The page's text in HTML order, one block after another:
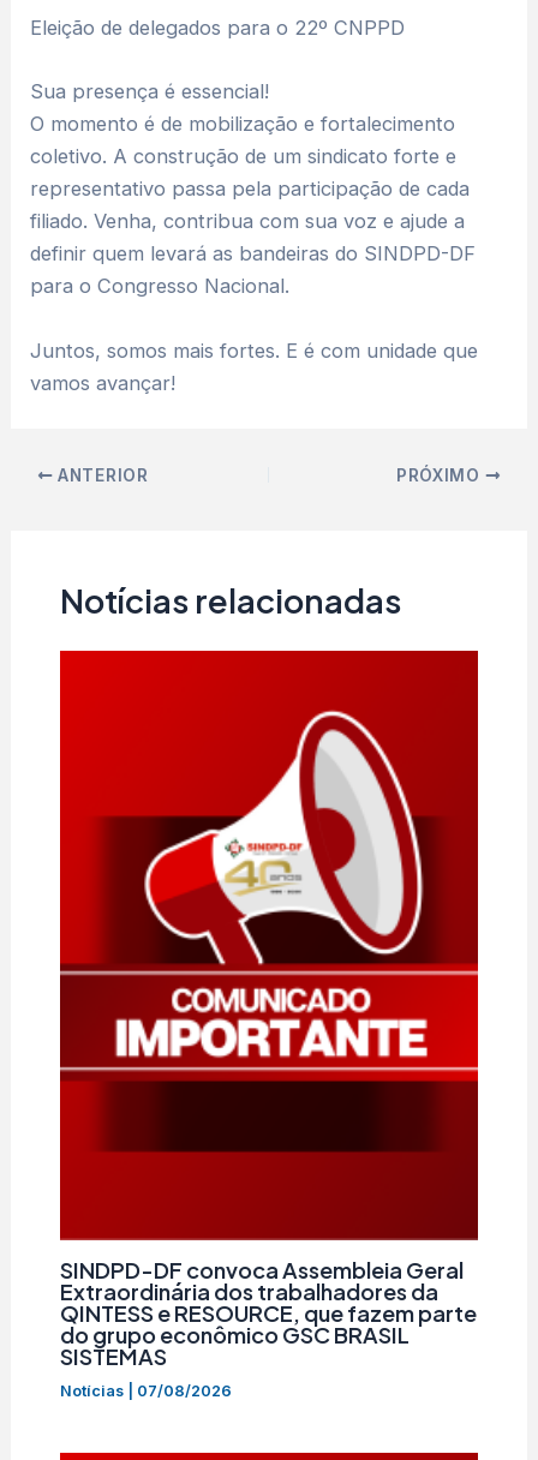
Eleição de delegados para o 22º CNPPD
Sua presença é essencial!
O momento é de mobilização e fortalecimento
coletivo. A construção de um sindicato forte e
representativo passa pela participação de cada
filiado. Venha, contribua com sua voz e ajude a
definir quem levará as bandeiras do SINDPD-DF
para o Congresso Nacional.
Juntos, somos mais fortes. E é com unidade que
vamos avançar!
ANTERIOR PRÓXIMO
Notícias relacionadas
SINDPD-DF convoca Assembleia Geral
Extraordinária dos trabalhadores da
QINTESS e RESOURCE, que fazem parte
do grupo econômico GSC BRASIL
SISTEMAS
Notícias| 07/08/2026